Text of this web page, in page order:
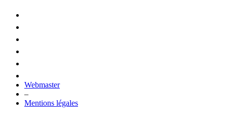
Webmaster
–
Mentions légales